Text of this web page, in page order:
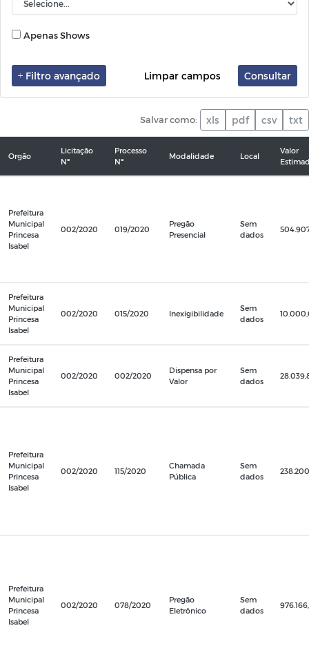
Apenas Shows
Filtro avançado Consultar
Limpar campos
Salvar como: xls pdf csv txt
Orgão
Licitação
Nº
Processo
Nº
Modalidade Local
Valor
Prefeitura
Municipal
Princesa
Isabel
002/2020 019/2020
Pregão
Presencial
Sem
dados
Prefeitura
Municipal
Princesa
Isabel
002/2020 015/2020 Inexigibilidade
Sem
dados
Prefeitura
Municipal
Princesa
Isabel
002/2020 002/2020
Dispensa por
Valor
Sem
dados
Prefeitura
Municipal
Princesa
Isabel
002/2020 115/2020
Chamada
Pública
Sem
dados
Prefeitura
Municipal
Princesa
Isabel
002/2020 078/2020
Pregão
Eletrônico
Sem
dados